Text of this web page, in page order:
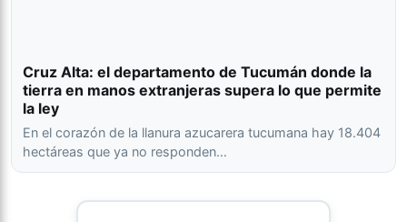
Cruz Alta: el departamento de Tucumán donde la
tierra en manos extranjeras supera lo que permite
la ley
En el corazón de la llanura azucarera tucumana hay 18.404
hectáreas que ya no responden…